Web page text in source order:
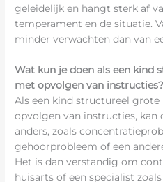
geleidelijk en hangt sterk af
temperament en de situatie.
minder verwachten dan van
Wat kun je doen als een kind
met opvolgen van instructies?
Als een kind structureel
opvolgen van instructies, kan
anders, zoals
gehoorprobleem of een
Het is dan verstandig om
huisarts of een specialist